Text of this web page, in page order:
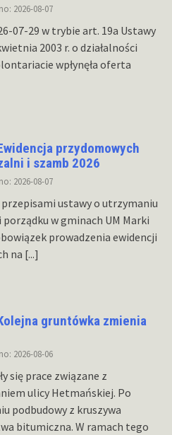
2026-08-07
07-29 w trybie art. 19a Ustawy
2003 r. o działalności
wpłynęła oferta
przydomowych
i szamb 2026
2026-08-07
ustawy o utrzymaniu
w gminach UM Marki
prowadzenia ewidencji
na [...]
gruntówka zmienia
2026-08-06
się prace związane z
ulicy Hetmańskiej. Po
podbudowy z kruszywa
bitumiczna. W ramach tego